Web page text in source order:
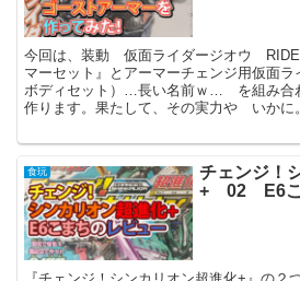
今回は、装動 仮面ライダージオウ
マーセット』とアーマーチェンジ用仮面
ボディセット）…長い名前ｗ… を組み合
作ります。果たして、その実力や いかに。
食玩
チェンジ！
+ 02 E6こ